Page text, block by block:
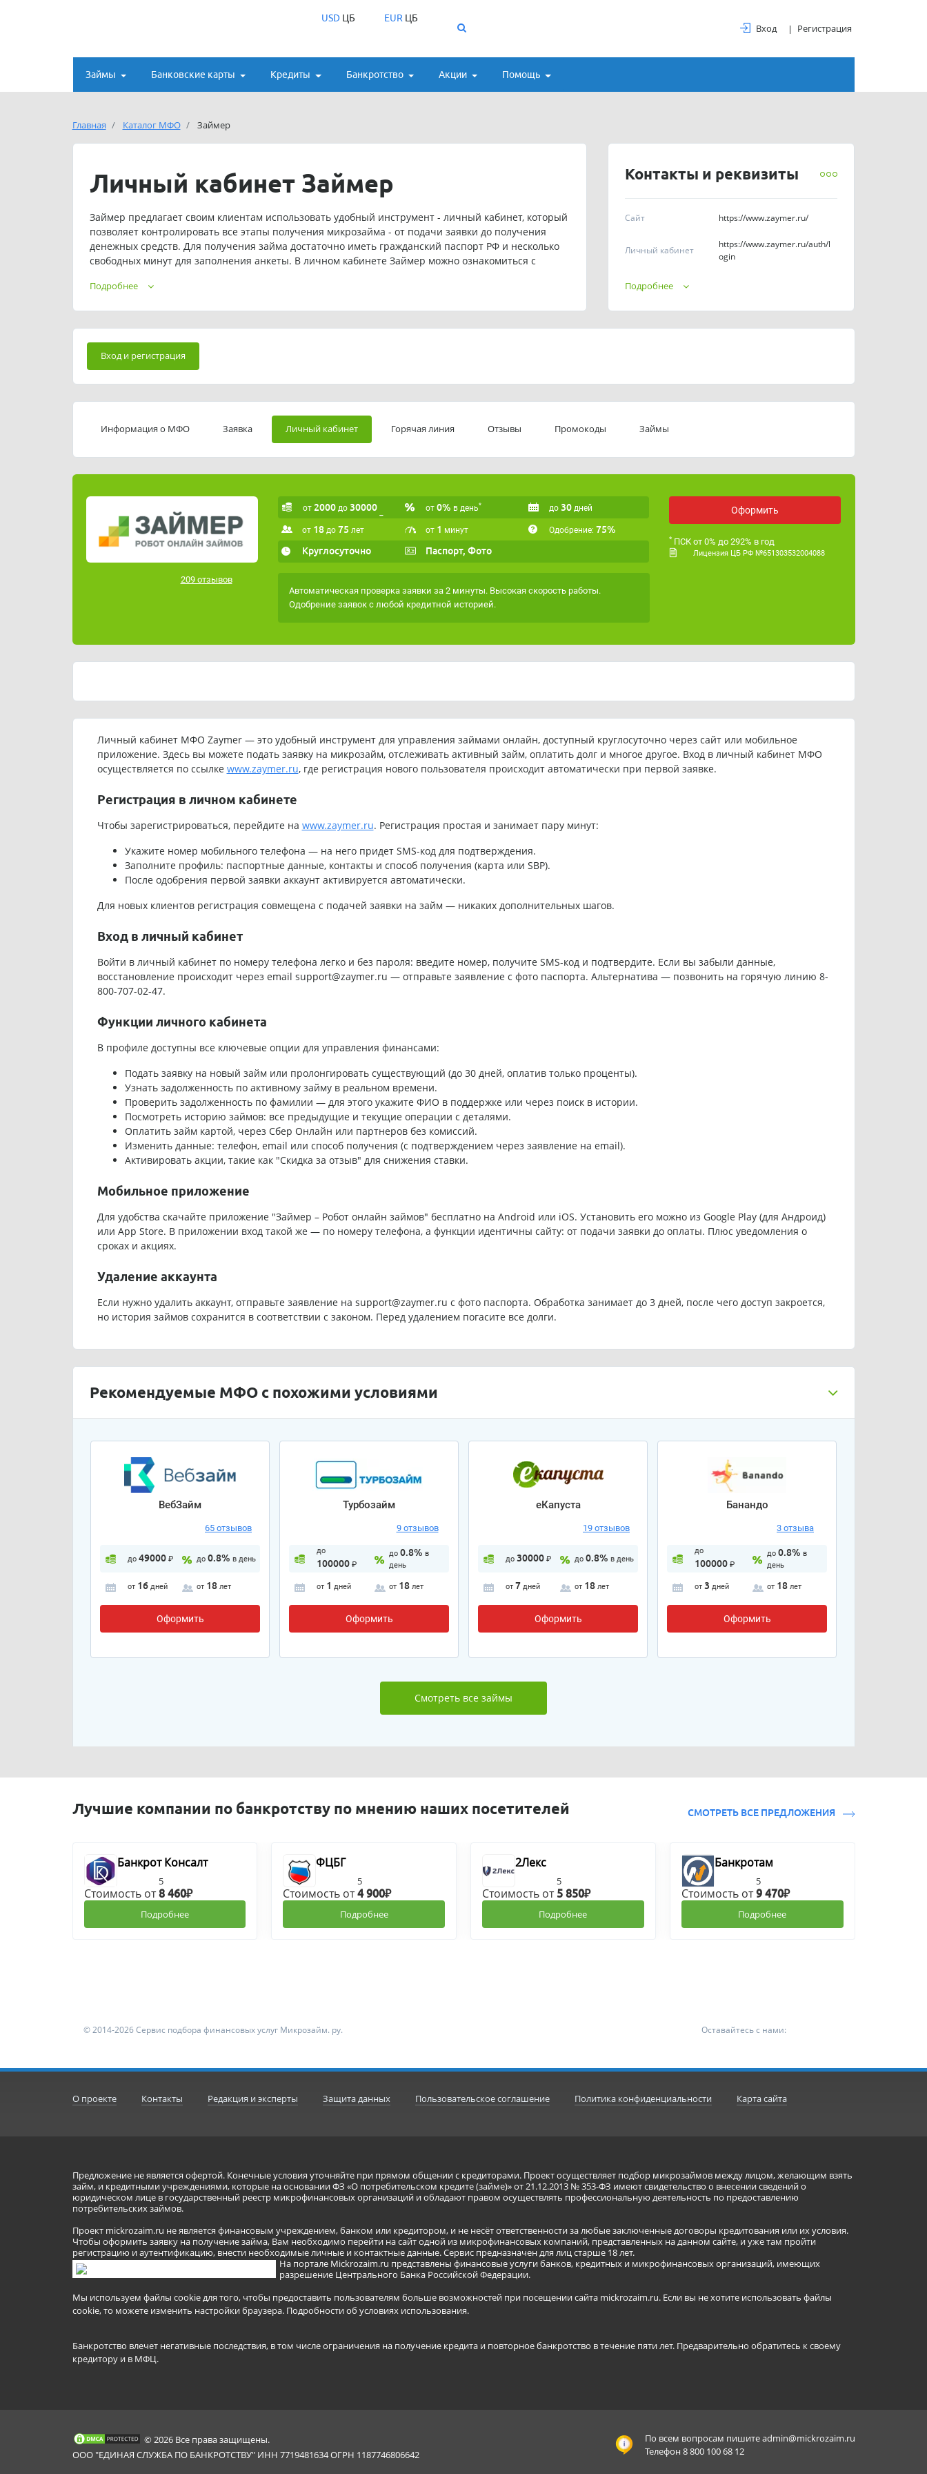
USDЦБ EUR ЦБ
Вход Регистрация
Займы Банковские карты Кредиты Банкротство Акции Помощь
Главная Каталог МФО Займер
Контакты и реквизиты
Сайт https://www.zaymer.ru/
Личный кабинет
https://www.zaymer.ru/auth/l
ogin
Телефоны
График работы 06:00 до 22:00
Подробнее
Личный кабинет Займер
Займер предлагает своим клиентам использовать удобный инструмент - личный кабинет, который
позволяет контролировать все этапы получения микрозайма - от подачи заявки до получения
денежных средств. Для получения займа достаточно иметь гражданский паспорт РФ и несколько
свободных минут для заполнения анкеты. В личном кабинете Займер можно ознакомиться с
средствами, используя опцию пролонгации. Сумма, сроки займа и проценты часто зависят от
Подробнее
Вход и регистрация
Информация о МФО Заявка Личный кабинет Горячая линия Отзывы Промокоды Займы
209 отзывов
от 2000 до 30000 от 0% в день* до 30 дней
от 18 до 75 лет от 1 минут Одобрение: 75%
Круглосуточно
Паспорт, Фото
Автоматическая проверка заявки за 2 минуты. Высокая скорость работы.
Одобрение заявок с любой кредитной историей.
Оформить
* ПСК от 0% до 292% в год
Лицензия ЦБ РФ №651303532004088
Личный кабинет МФО Zaymer — это удобный инструмент для управления займами онлайн, доступный круглосуточно через сайт или мобильное
приложение. Здесь вы можете подать заявку на микрозайм, отслеживать активный займ, оплатить долг и многое другое. Вход в личный кабинет МФО
осуществляется по ссылке www.zaymer.ru, где регистрация нового пользователя происходит автоматически при первой заявке.
Регистрация в личном кабинете
Чтобы зарегистрироваться, перейдите на www.zaymer.ru. Регистрация простая и занимает пару минут:
Укажите номер мобильного телефона — на него придет SMS-код для подтверждения.
Заполните профиль: паспортные данные, контакты и способ получения (карта или SBP).
После одобрения первой заявки аккаунт активируется автоматически.
Для новых клиентов регистрация совмещена с подачей заявки на займ — никаких дополнительных шагов.
Вход в личный кабинет
Войти в личный кабинет по номеру телефона легко и без пароля: введите номер, получите SMS-код и подтвердите. Если вы забыли данные,
восстановление происходит через email support@zaymer.ru — отправьте заявление с фото паспорта. Альтернатива — позвонить на горячую линию 8-
800-707-02-47.
Функции личного кабинета
В профиле доступны все ключевые опции для управления финансами:
Подать заявку на новый займ или пролонгировать существующий (до 30 дней, оплатив только проценты).
Узнать задолженность по активному займу в реальном времени.
Проверить задолженность по фамилии — для этого укажите ФИО в поддержке или через поиск в истории.
Посмотреть историю займов: все предыдущие и текущие операции с деталями.
Оплатить займ картой, через Сбер Онлайн или партнеров без комиссий.
Изменить данные: телефон, email или способ получения (с подтверждением через заявление на email).
Активировать акции, такие как "Скидка за отзыв" для снижения ставки.
Мобильное приложение
Для удобства скачайте приложение "Займер – Робот онлайн займов" бесплатно на Android или iOS. Установить его можно из Google Play (для Андроид)
или App Store. В приложении вход такой же — по номеру телефона, а функции идентичны сайту: от подачи заявки до оплаты. Плюс уведомления о
сроках и акциях.
Удаление аккаунта
Если нужно удалить аккаунт, отправьте заявление на support@zaymer.ru с фото паспорта. Обработка занимает до 3 дней, после чего доступ закроется,
но история займов сохранится в соответствии с законом. Перед удалением погасите все долги.
Рекомендуемые МФО с похожими условиями
ВебЗайм
65 отзывов
до 49000₽ до 0.8% в день
от 16 дней от 18 лет
Оформить
Турбозайм
9 отзывов
до
100000₽
до 0.8% в
день
от 1 дней от 18 лет
Оформить
еКапуста
19 отзывов
до 30000₽ до 0.8% в день
от 7 дней от 18 лет
Оформить
Банандо
3 отзыва
до
100000₽
до 0.8% в
день
от 3 дней от 18 лет
Оформить
Смотреть все займы
Лучшие компании по банкротству по мнению наших посетителей СМОТРЕТЬ ВСЕ ПРЕДЛОЖЕНИЯ
Банкрот Консалт
5
Стоимость от8 460₽
Подробнее
ФЦБГ
5
Стоимость от4 900₽
Подробнее
2Лекс
5
Стоимость от 5 850₽
Подробнее
Банкротам
5
Стоимость от9 470₽
Подробнее
© 2014-2026 Сервис подбора финансовых услуг Микрозайм. ру. Оставайтесь с нами:
О проекте Контакты Редакция и эксперты Защита данных Пользовательское соглашение Политика конфиденциальности Карта сайта
Предложение не является офертой. Конечные условия уточняйте при прямом общении с кредиторами. Проект осуществляет подбор микрозаймов между лицом, желающим взять
займ, и кредитными учреждениями, которые на основании ФЗ «О потребительском кредите (займе)» от 21.12.2013 № 353-ФЗ имеют свидетельство о внесении сведений о
юридическом лице в государственный реестр микрофинансовых организаций и обладают правом осуществлять профессиональную деятельность по предоставлению
потребительских займов.
Проект mickrozaim.ru не является финансовым учреждением, банком или кредитором, и не несёт ответственности за любые заключенные договоры кредитования или их условия.
Чтобы оформить заявку на получение займа, Вам необходимо перейти на сайт одной из микрофинансовых компаний, представленных на данном сайте, и уже там пройти
регистрацию и аутентификацию, внести необходимые личные и контактные данные. Сервис предназначен для лиц старше 18 лет.
На портале Mickrozaim.ru представлены финансовые услуги банков, кредитных и микрофинансовых организаций, имеющих
разрешение Центрального Банка Российской Федерации.
Мы используем файлы cookie для того, чтобы предоставить пользователям больше возможностей при посещении сайта mickrozaim.ru. Если вы не хотите использовать файлы
cookie, то можете изменить настройки браузера. Подробности об условиях использования.
Банкротство влечет негативные последствия, в том числе ограничения на получение кредита и повторное банкротство в течение пяти лет. Предварительно обратитесь к своему
кредитору и в МФЦ.
По всем вопросам пишитеadmin@mickrozaim.ru
Телефон 8 800 100 68 12
© 2026 Все права защищены.
ООО "ЕДИНАЯ СЛУЖБА ПО БАНКРОТСТВУ" ИНН 7719481634 ОГРН 1187746806642